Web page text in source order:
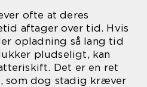
ofte at deres
aftager over tid. Hvis
opladning så lang tid
pludseligt, kan
Det er en ret
som dog stadig kræver